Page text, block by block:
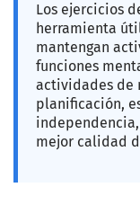
Los ejercicios
herramienta
mantengan
funciones
actividades de
planificación,
mejor calidad